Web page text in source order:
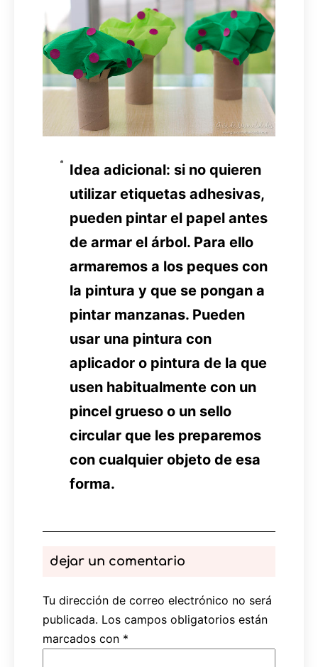
Idea adicional: si no quieren
utilizar etiquetas adhesivas,
pueden pintar el papel antes
de armar el árbol. Para ello
armaremos a los peques con
la pintura y que se pongan a
pintar manzanas. Pueden
usar una pintura con
aplicador o pintura de la que
usen habitualmente con un
pincel grueso o un sello
circular que les preparemos
con cualquier objeto de esa
forma.
dejar un comentario
Tu dirección de correo electrónico no será
publicada. Los campos obligatorios están
marcados con *